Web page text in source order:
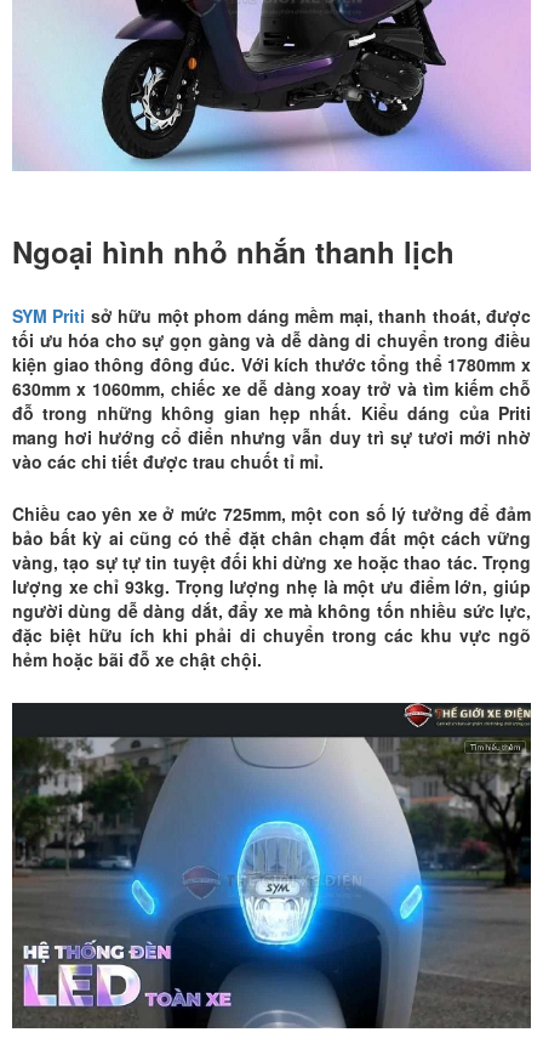
Ngoại hình nhỏ nhắn thanh lịch
SYM Priti sở hữu một phom dáng mềm mại, thanh thoát, được
tối ưu hóa cho sự gọn gàng và dễ dàng di chuyển trong điều
kiện giao thông đông đúc. Với kích thước tổng thể 1780mm x
630mm x 1060mm, chiếc xe dễ dàng xoay trở và tìm kiếm chỗ
đỗ trong những không gian hẹp nhất. Kiểu dáng của Priti
mang hơi hướng cổ điển nhưng vẫn duy trì sự tươi mới nhờ
vào các chi tiết được trau chuốt tỉ mỉ.
Chiều cao yên xe ở mức 725mm, một con số lý tưởng để đảm
bảo bất kỳ ai cũng có thể đặt chân chạm đất một cách vững
vàng, tạo sự tự tin tuyệt đối khi dừng xe hoặc thao tác. Trọng
lượng xe chỉ 93kg. Trọng lượng nhẹ là một ưu điểm lớn, giúp
người dùng dễ dàng dắt, đẩy xe mà không tốn nhiều sức lực,
đặc biệt hữu ích khi phải di chuyển trong các khu vực ngõ
hẻm hoặc bãi đỗ xe chật chội.